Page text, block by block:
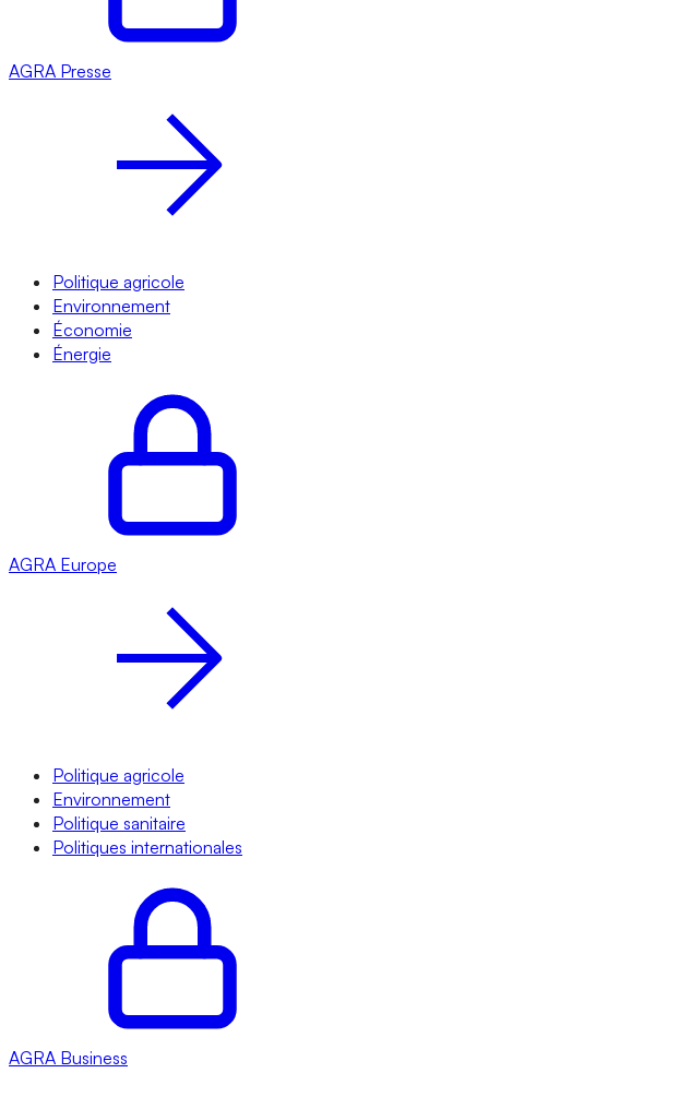
AGRA Presse
Politique agricole
Environnement
Économie
Énergie
AGRA Europe
Politique agricole
Environnement
Politique sanitaire
Politiques internationales
AGRA Business